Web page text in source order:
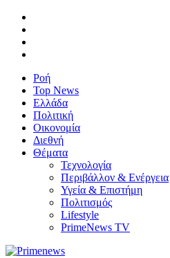
Ροή
Top News
Ελλάδα
Πολιτική
Οικονομία
Διεθνή
Θέματα
Τεχνολογία
Περιβάλλον & Ενέργεια
Υγεία & Επιστήμη
Πολιτισμός
Lifestyle
PrimeNews TV